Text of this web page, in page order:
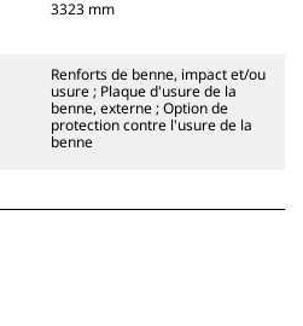
3323 mm
Renforts de benne, impact et/ou
usure ; Plaque d'usure de la
benne, externe ; Option de
protection contre l'usure de la
benne